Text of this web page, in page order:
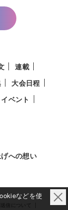
連載
大会日程
イベント
への想い
信について
などを使